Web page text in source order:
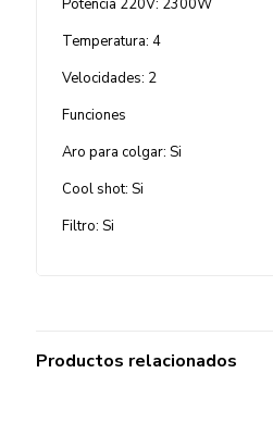
Potencia 220V: 2300W
Temperatura: 4
Velocidades: 2
Funciones
Aro para colgar: Si
Cool shot: Si
Filtro: Si
Productos relacionados